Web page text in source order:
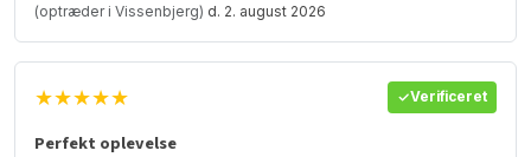
(optræder i Vissenbjerg) d. 2. august 2026
★★★★★ Verificeret
Perfekt oplevelse